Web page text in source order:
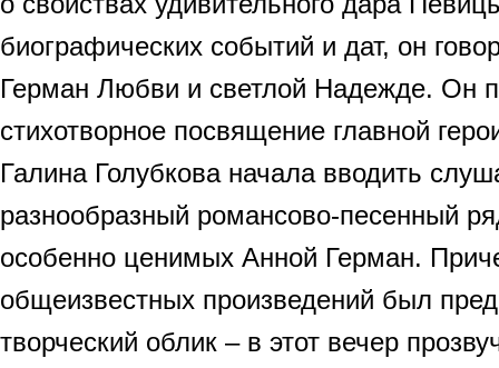
биографических событий и дат, он
Герман Любви и светлой Надежде. Он
стихотворное посвящение главной
Галина Голубкова начала вводить
разнообразный романсово-песенный
особенно ценимых Анной Герман.
общеизвестных произведений был
творческий облик – в этот вечер